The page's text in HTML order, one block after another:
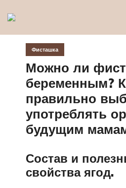
Фисташка
Можно ли
беременным?
правильно
употреблять
будущим
Состав и
свойства ягод.